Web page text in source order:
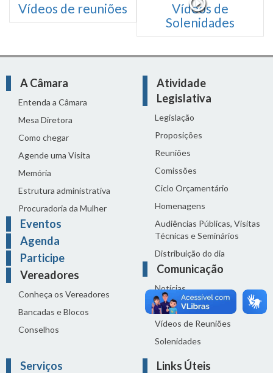
Vídeos de reuniões
Vídeos de
Solenidades
A Câmara
Entenda a Câmara
Mesa Diretora
Como chegar
Agende uma Visita
Memória
Estrutura administrativa
Procuradoria da Mulher
Eventos
Agenda
Participe
Vereadores
Conheça os Vereadores
Bancadas e Blocos
Conselhos
Atividade
Legislativa
Legislação
Proposições
Reuniões
Comissões
Ciclo Orçamentário
Homenagens
Audiências Públicas, Visitas
Técnicas e Seminários
Distribuição do dia
Comunicação
Notícias
Sala de Imprensa
Vídeos de Reuniões
Solenidades
Serviços Links Úteis